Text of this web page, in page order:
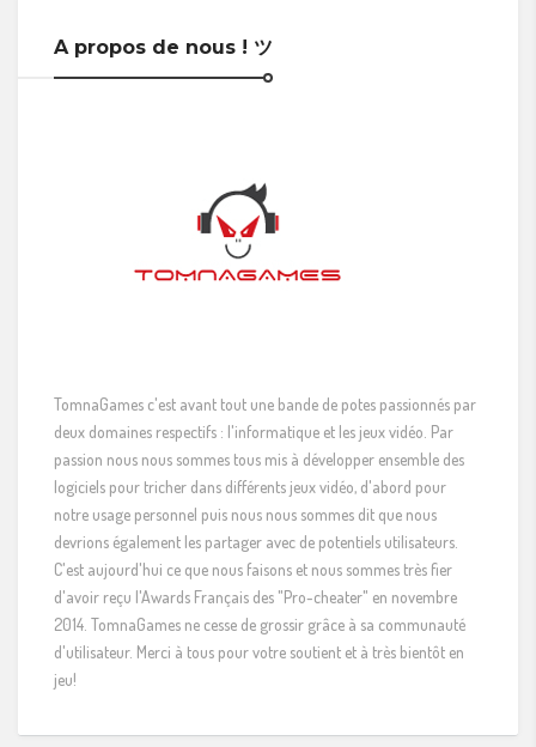
A propos de nous ! ツ
TomnaGames c'est avant tout une bande de potes passionnés par
deux domaines respectifs : l'informatique et les jeux vidéo. Par
passion nous nous sommes tous mis à développer ensemble des
logiciels pour tricher dans différents jeux vidéo, d'abord pour
notre usage personnel puis nous nous sommes dit que nous
devrions également les partager avec de potentiels utilisateurs.
C'est aujourd'hui ce que nous faisons et nous sommes très fier
d'avoir reçu l'Awards Français des "Pro-cheater" en novembre
2014. TomnaGames ne cesse de grossir grâce à sa communauté
d'utilisateur. Merci à tous pour votre soutient et à très bientôt en
jeu!